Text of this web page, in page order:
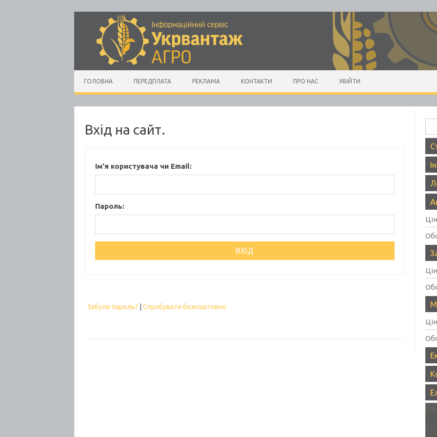
Skip to content
ГОЛОВНА ПЕРЕДПЛАТА РЕКЛАМА КОНТАКТИ ПРО НАС УВІЙТИ
Вхід на сайт.
Ім'я користувача чи Email:
Пароль:
Забули пароль? Спробувати безкоштовно